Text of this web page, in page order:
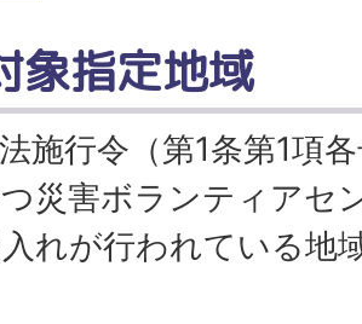
象指定地域
施行令（第1条第1項
災害ボランティアセ
れが行われている地